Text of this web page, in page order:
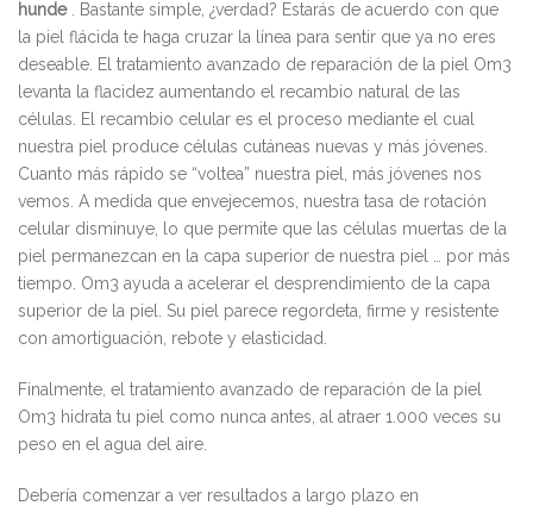
hunde
. Bastante simple, ¿verdad? Estarás de acuerdo con que
la piel flácida te haga cruzar la línea para sentir que ya no eres
deseable. El tratamiento avanzado de reparación de la piel Om3
levanta la flacidez aumentando el recambio natural de las
células. El recambio celular es el proceso mediante el cual
nuestra piel produce células cutáneas nuevas y más jóvenes.
Cuanto más rápido se “voltea” nuestra piel, más jóvenes nos
vemos. A medida que envejecemos, nuestra tasa de rotación
celular disminuye, lo que permite que las células muertas de la
piel permanezcan en la capa superior de nuestra piel … por más
tiempo. Om3 ayuda a acelerar el desprendimiento de la capa
superior de la piel. Su piel parece regordeta, firme y resistente
con amortiguación, rebote y elasticidad.
Finalmente, el tratamiento avanzado de reparación de la piel
Om3 hidrata tu piel como nunca antes, al atraer 1.000 veces su
peso en el agua del aire.
Debería comenzar a ver resultados a largo plazo en